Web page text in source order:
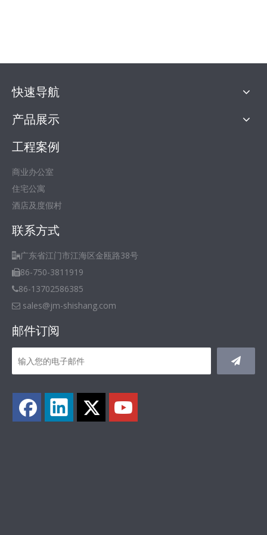
快速导航
产品展示
工程案例
商业办公室
住宅公寓
酒店及度假村
联系方式
广东省江门市江海区金瓯路38号
86-750-3811919
86-13702586385
 sales@jm-shishang.com
邮件订阅